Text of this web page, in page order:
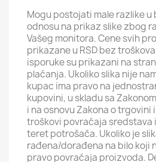
Mogu postojati male razlike u
odnosu na prikaz slike zbog
Vašeg monitora. Cene svih
prikazane u RSD bez
isporuke su prikazani na
plaćanja. Ukoliko slika nije
kupac ima pravo na
kupovini, u skladu sa
i na osnovu Zakona o trgovini
troškovi povraćaja sredstava
teret potrošača. Ukoliko je
rađena/dorađena na bilo koji
pravo povraćaja proizvoda.